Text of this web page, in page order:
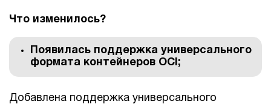
1Cофт
Что изменилось?
Появилась поддержка универсального
формата контейнеров OCI;
Добавлена поддержка универсального